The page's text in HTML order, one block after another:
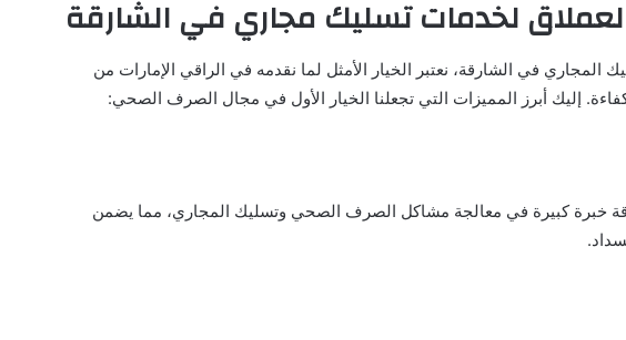
العملاق لخدمات تسليك مجاري في الشارقة
المجاري في الشارقة، نعتبر الخيار الأمثل لما نقدمه في الراقي الإمارات من
إليك أبرز المميزات التي تجعلنا الخيار الأول في مجال الصرف الصحي:
خبرة كبيرة في معالجة مشاكل الصرف الصحي وتسليك المجاري، مما يضمن